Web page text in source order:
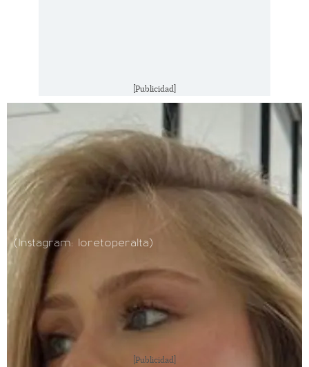
[Publicidad]
(Instagram: loretoperalta)
[Publicidad]